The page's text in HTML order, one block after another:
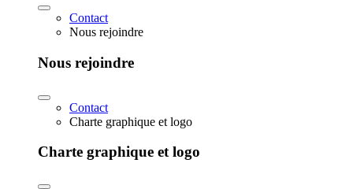
Contact
Nous rejoindre
Nous rejoindre
Contact
Charte graphique et logo
Charte graphique et logo